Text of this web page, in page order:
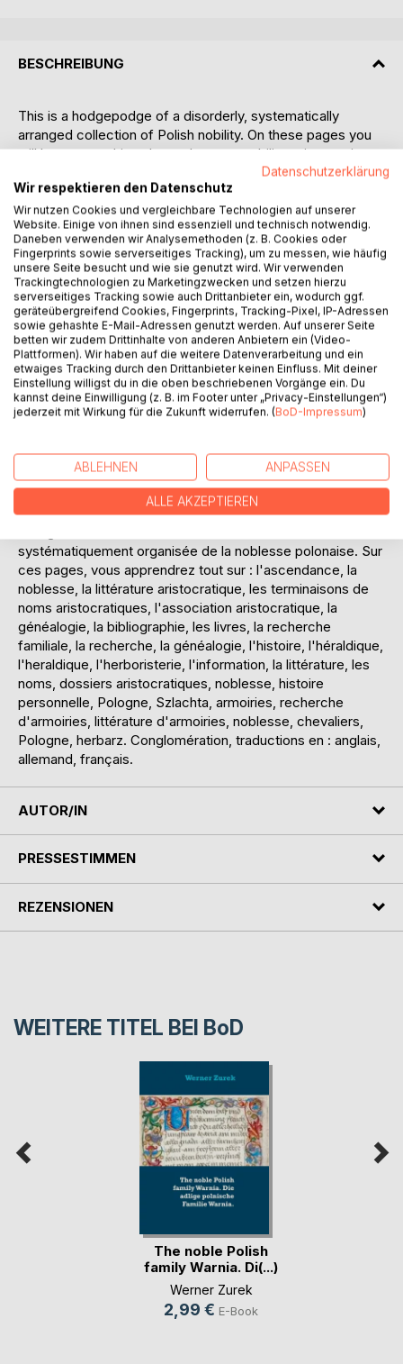
BESCHREIBUNG
This is a hodgepodge of a disorderly, systematically
arranged collection of Polish nobility. On these pages you
will learn everything about: descent, nobility, aristocratic
literature, aristocratic name endings, aristocratic
association, genealogy, bibliography, books, family
research, research, genealogy, history, heraldry, heraldry,
herbalism, information, literature, names, aristocratic files,
nobility, personal history, Poland, Szlachta, coat of arms,
coat of arms research, coat of arms literature, nobility,
knights, Poland, herbarz. Conglomeration, translations into:
English, German, French.
Dies ist ein Sammelsurium einer ungeordneten,
systematisch geordneten Sammlung des polnischen Adels.
Auf diesen Seiten erfahren Sie alles über: Abstammung,
Adel, Adelsliteratur, Adelsnamenendungen, Adelsverband,
Genealogie, Bibliographie, Bücher, Familienforschung,
Forschung, Genealogie, Geschichte, Heraldik, Heraldik,
Adelsakten, Adel, Personengeschichte, Polen, Szlachta,
Wappen, Wappenforschung, Wappenliteratur, Adel, Ritter,
Polen, Herbarz. Sammelsurium, Übersetzungen in:
Englisch, Deutsch, Französisch.
systématiquement organisée de la noblesse polonaise. Sur
ces pages, vous apprendrez tout sur : l'ascendance, la
noblesse, la littérature aristocratique, les terminaisons de
noms aristocratiques, l'association aristocratique, la
généalogie, la bibliographie, les livres, la recherche
familiale, la recherche, la généalogie, l'histoire, l'héraldique,
l'heraldique, l'herboristerie, l'information, la littérature, les
noms, dossiers aristocratiques, noblesse, histoire
personnelle, Pologne, Szlachta, armoiries, recherche
d'armoiries, littérature d'armoiries, noblesse, chevaliers,
Pologne, herbarz. Conglomération, traductions en : anglais,
allemand, français.
AUTOR/IN
PRESSESTIMMEN
REZENSIONEN
WEITERE TITEL BEI BoD
The noble Polish
family Warnia. Di(...)
Werner Zurek
2,99 € E-Book
Datenschutzerklärung
Wir respektieren den Datenschutz
Wir nutzen Cookies und vergleichbare Technologien auf unserer
Website. Einige von ihnen sind essenziell und technisch notwendig.
Daneben verwenden wir Analysemethoden (z. B. Cookies oder
Fingerprints sowie serverseitiges Tracking), um zu messen, wie häufig
unsere Seite besucht und wie sie genutzt wird. Wir verwenden
Trackingtechnologien zu Marketingzwecken und setzen hierzu
serverseitiges Tracking sowie auch Drittanbieter ein, wodurch ggf.
geräteübergreifend Cookies, Fingerprints, Tracking-Pixel, IP-Adressen
sowie gehashte E-Mail-Adressen genutzt werden. Auf unserer Seite
betten wir zudem Drittinhalte von anderen Anbietern ein (Video-
Plattformen). Wir haben auf die weitere Datenverarbeitung und ein
etwaiges Tracking durch den Drittanbieter keinen Einfluss. Mit deiner
Einstellung willigst du in die oben beschriebenen Vorgänge ein. Du
kannst deine Einwilligung (z. B. im Footer unter „Privacy-Einstellungen“)
jederzeit mit Wirkung für die Zukunft widerrufen. (BoD-Impressum)
ABLEHNEN ANPASSEN
ALLE AKZEPTIEREN